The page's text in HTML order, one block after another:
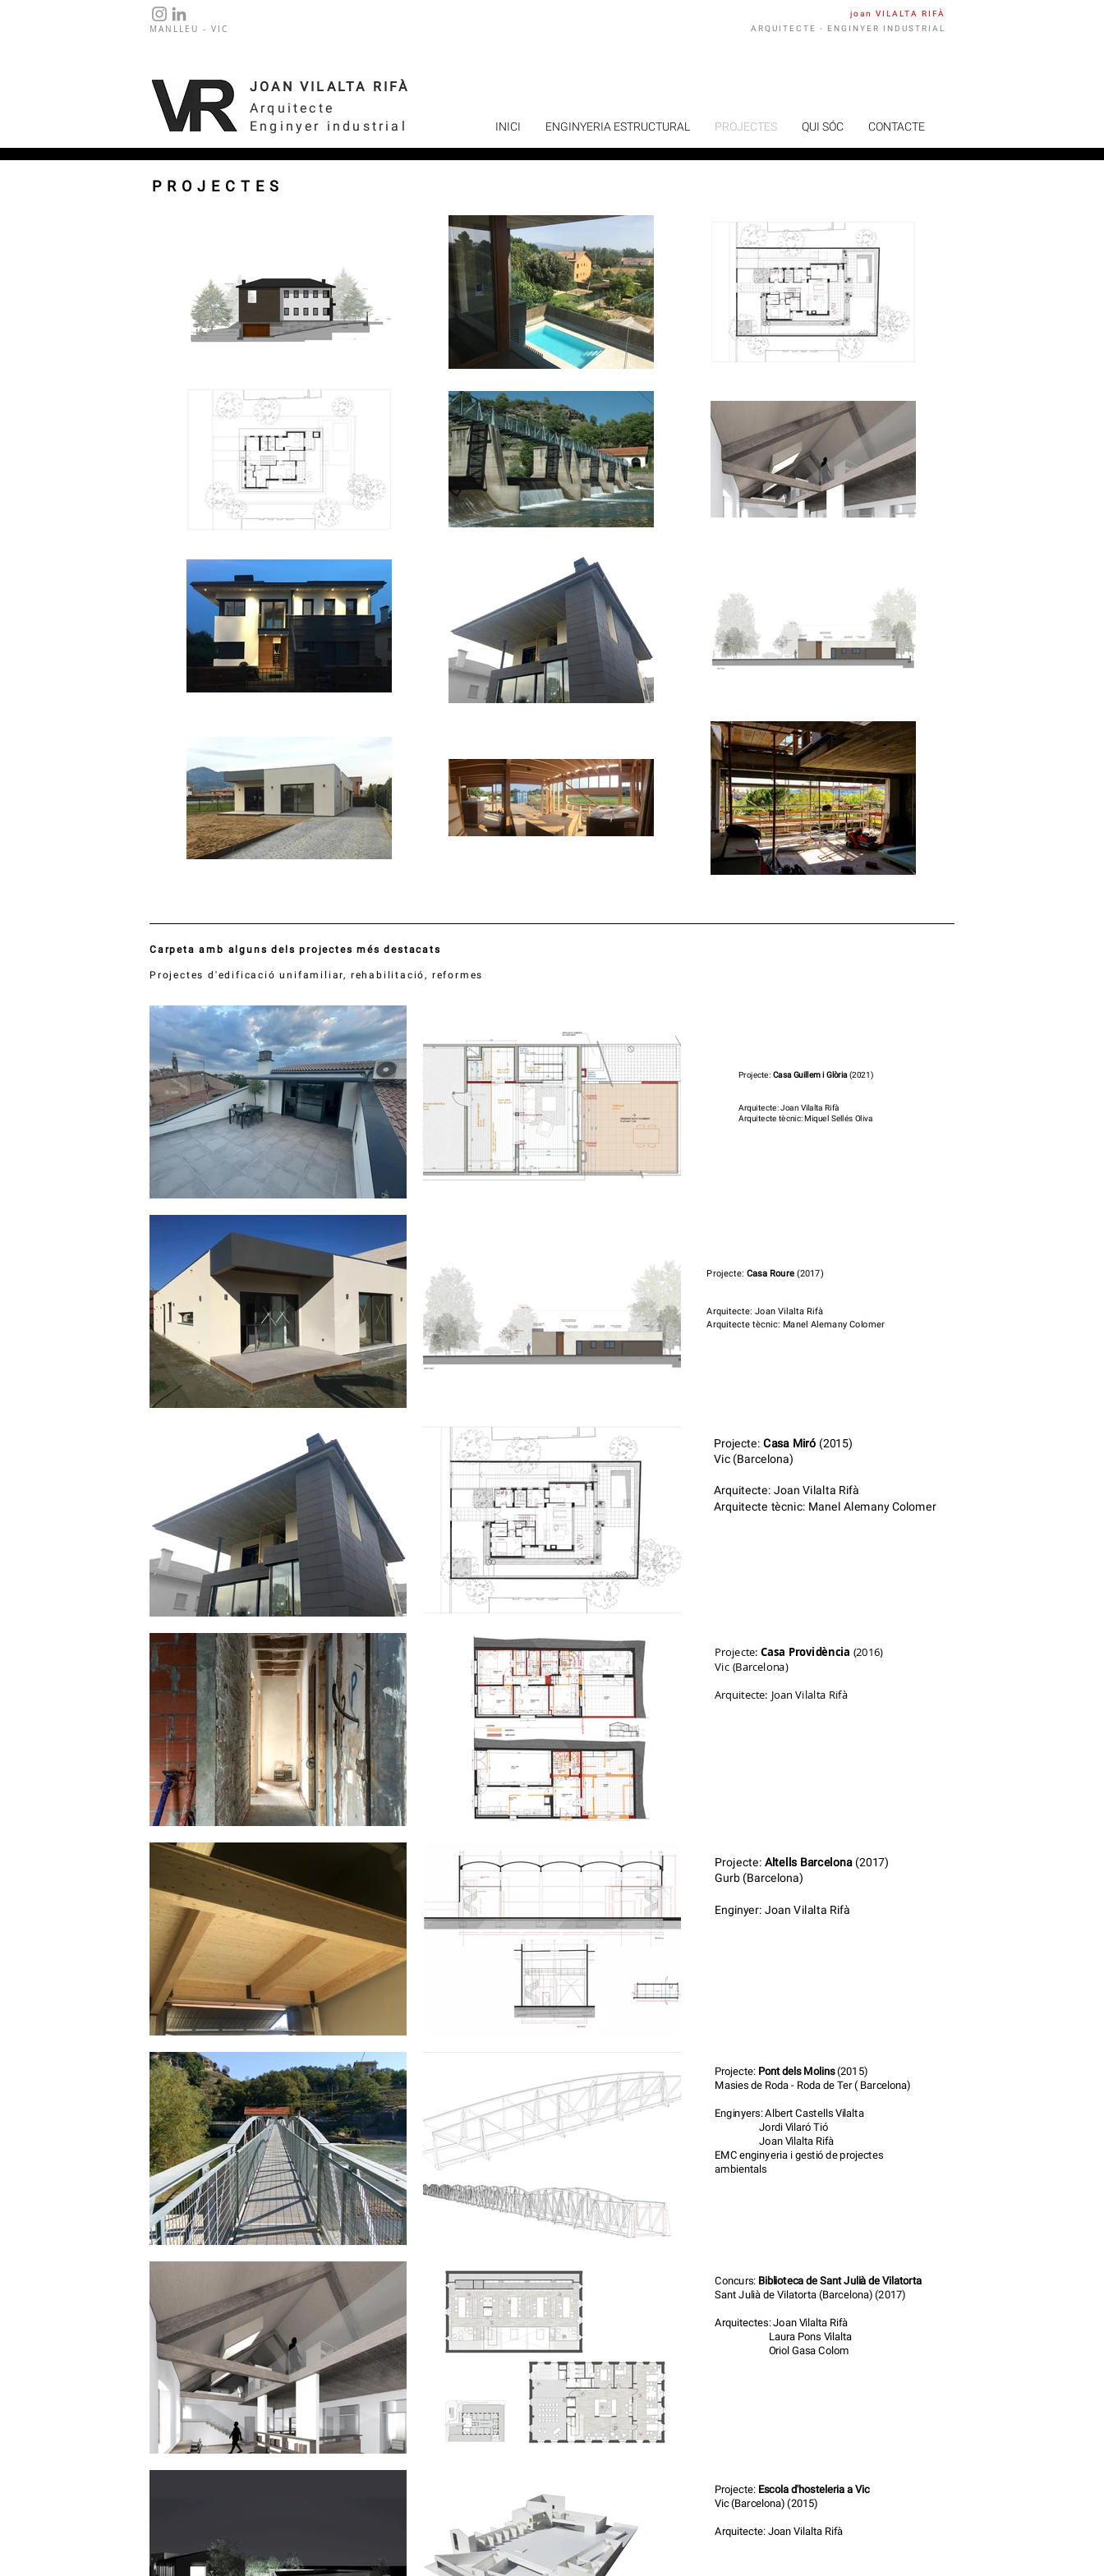
MANLLEU - VIC
joan VILALTA RIFÀ
ARQUITECTE - ENGINYER INDUSTRIAL
Arquitecte
Enginyer industrial
JOAN VILALTA RIFÀ
INICI ENGINYERIA ESTRUCTURAL PROJECTES QUI SÓC CONTACTE
PROJECTES
Carpeta amb alguns dels projectes més destacats
Projectes d'edificació unifamiliar, rehabilitació, reformes
Projecte: Casa Guillem i Glòria(2021)
Arquitecte: Joan Vilalta Rifà
Arquitecte tècnic: Miquel Sellés Oliva
Projecte: Casa Roure (2017)
Arquitecte: Joan Vilalta Rifà
Arquitecte tècnic: Manel Alemany Colomer
Projecte:Casa Miró (2015)
Vic (Barcelona)
Arquitecte: Joan Vilalta Rifà
Arquitecte tècnic: Manel Alemany Colomer
Projecte:Casa Providència (2016)
Vic (Barcelona)
Arquitecte: Joan Vilalta Rifà
Projecte: Altells Barcelona (2017)
Gurb (Barcelona)
Enginyer: Joan Vilalta Rifà
Projecte: Pont dels Molins(2015)
Masies de Roda - Roda de Ter ( Barcelona)
Enginyers: Albert Castells Vilalta
Jordi Vilaró Tió
Joan Vilalta Rifà
EMC enginyeria i gestió de projectes
ambientals
Concurs: Biblioteca de Sant Julià de Vilatorta
Sant Julià de Vilatorta (Barcelona) (2017)
Arquitectes: Joan Vilalta Rifà
Laura Pons Vilalta
Oriol Gasa Colom
Projecte: Escola d'hosteleria a Vic
Vic (Barcelona) (2015)
Arquitecte: Joan Vilalta Rifà